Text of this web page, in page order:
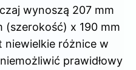
wynoszą 207 mm
(szerokość) x 190 mm
niewielkie różnice w
prawidłowy